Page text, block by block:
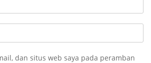
dan situs web saya pada peramban